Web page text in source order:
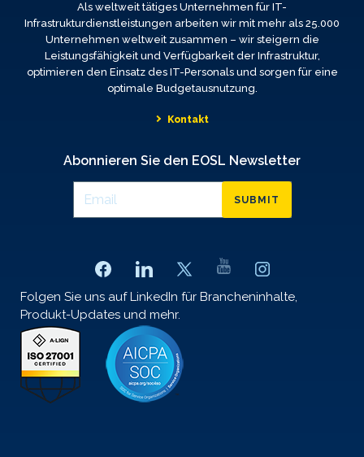
Als weltweit tätiges Unternehmen für IT-
Infrastrukturdienstleistungen arbeiten wir mit mehr als 25.000
Unternehmen weltweit zusammen – wir steigern die
Leistungsfähigkeit und Verfügbarkeit der Infrastruktur,
optimieren den Einsatz des IT-Personals und sorgen für eine
optimale Budgetausnutzung.
Kontakt
Abonnieren Sie den EOSL Newsletter
SUBMIT
Folgen Sie uns auf LinkedIn für Brancheninhalte,
Produkt-Updates und mehr.